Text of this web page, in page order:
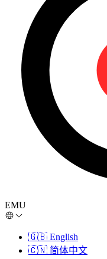
EMU
🇬🇧 English
🇨🇳 简体中文